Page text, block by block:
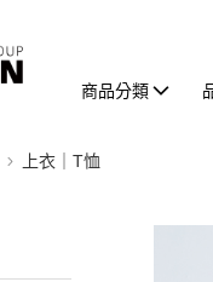
商品分類
上衣｜T恤